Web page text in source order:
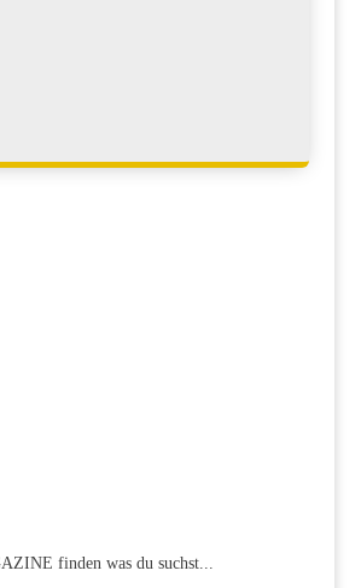
finden was du suchst...